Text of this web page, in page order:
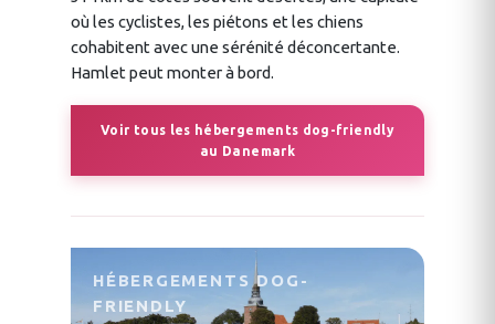
où les cyclistes, les piétons et les chiens
cohabitent avec une sérénité déconcertante.
Hamlet peut monter à bord.
Voir tous les hébergements dog-friendly
au Danemark
HÉBERGEMENTS DOG-
FRIENDLY